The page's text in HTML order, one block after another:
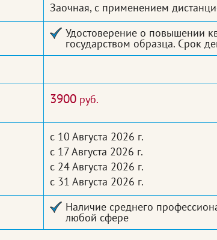
Заочная, с применением
Удостоверение о повышении
государством образца. Срок
3900 руб.
с 10 Августа 2026 г.
с 17 Августа 2026 г.
с 24 Августа 2026 г.
с 31 Августа 2026 г.
Наличие среднего
любой сфере